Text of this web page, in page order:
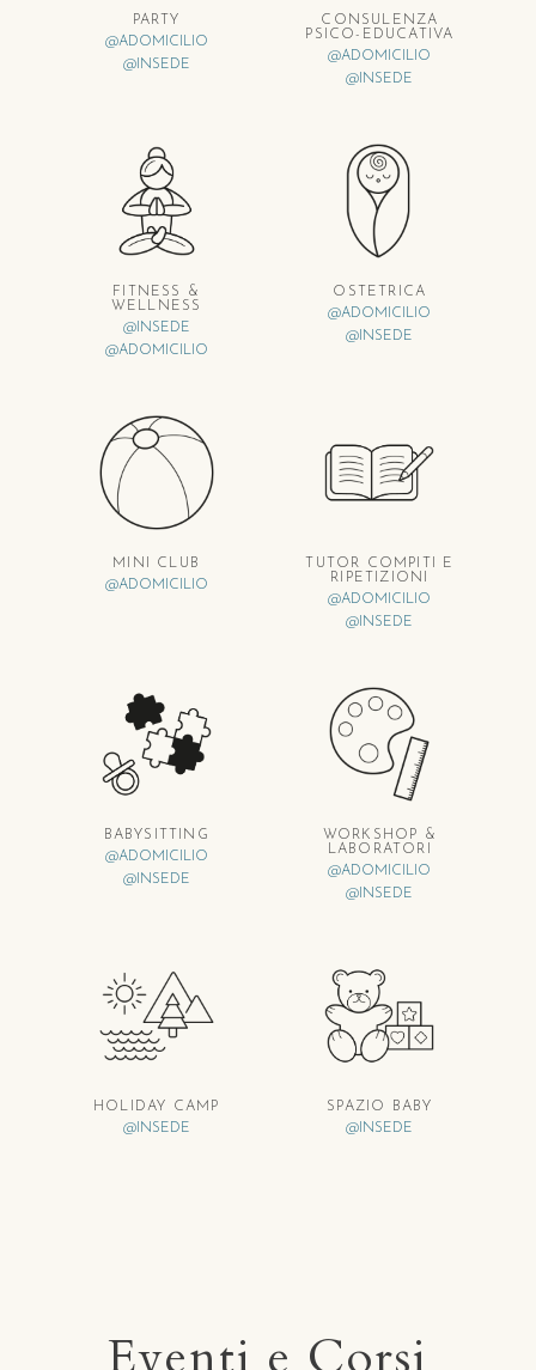
PARTY
@ADOMICILIO
@INSEDE
CONSULENZA
PSICO-EDUCATIVA
@ADOMICILIO
@INSEDE
FITNESS &
WELLNESS
@INSEDE
@ADOMICILIO
OSTETRICA
@ADOMICILIO
@INSEDE
MINI CLUB
@ADOMICILIO
TUTOR COMPITI E
RIPETIZIONI
@ADOMICILIO
@INSEDE
BABYSITTING
@ADOMICILIO
@INSEDE
WORKSHOP &
LABORATORI
@ADOMICILIO
@INSEDE
HOLIDAY CAMP
@INSEDE
SPAZIO BABY
@INSEDE